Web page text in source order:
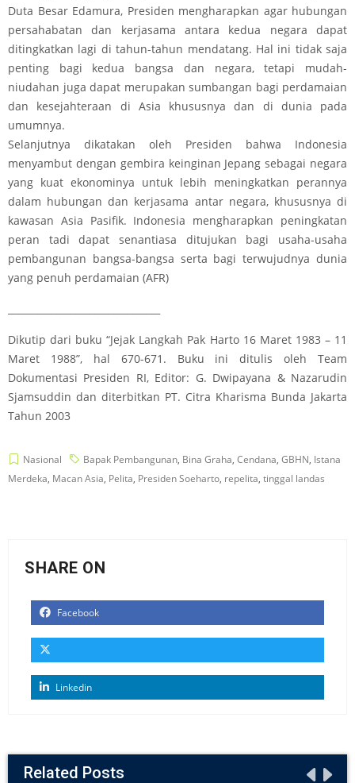
Duta Besar Edamura, Presiden mengharapkan agar hubungan
persahabatan dan kerjasama antara kedua negara dapat
ditingkatkan lagi di tahun-tahun mendatang. Hal ini tidak saja
penting bagi kedua bangsa dan negara, tetapi mudah-
niudahan juga dapat merupakan sumbangan bagi perdamaian
dan kesejahteraan di Asia khususnya dan di dunia pada
umumnya.
Selanjutnya dikatakan oleh Presiden bahwa Indonesia
menyambut dengan gembira keinginan Jepang sebagai negara
yang kuat ekonominya untuk lebih meningkatkan perannya
dalam hubungan dan kerjasama antar negara, khususnya di
kawasan Asia Pasifik. Indonesia mengharapkan peningkatan
peran tadi dapat senantiasa ditujukan bagi usaha-usaha
pembangunan bangsa-bangsa serta bagi terwujudnya dunia
yang penuh perdamaian (AFR)
Dikutip dari buku “Jejak Langkah Pak Harto 16 Maret 1983 – 11
Maret 1988”, hal 670-671. Buku ini ditulis oleh Team
Dokumentasi Presiden RI, Editor: G. Dwipayana & Nazarudin
Sjamsuddin dan diterbitkan PT. Citra Kharisma Bunda Jakarta
Tahun 2003
Nasional Bapak Pembangunan, Bina Graha, Cendana, GBHN, Istana
Merdeka, Macan Asia, Pelita, Presiden Soeharto, repelita, tinggal landas
SHARE ON
Facebook
Linkedin
Related Posts